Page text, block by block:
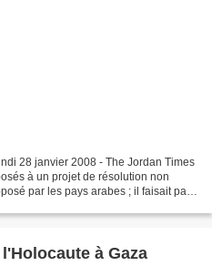
28 janvier 2008 - The Jordan Times
à un projet de résolution non
par les pays arabes ; il faisait part
à Gaza